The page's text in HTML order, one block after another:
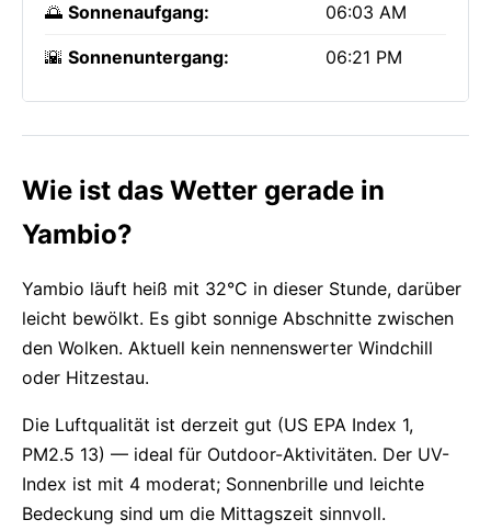
🌅 Sonnenaufgang: 06:03 AM
🌇 Sonnenuntergang: 06:21 PM
Wie ist das Wetter gerade in
Yambio?
Yambio läuft heiß mit 32°C in dieser Stunde, darüber
leicht bewölkt. Es gibt sonnige Abschnitte zwischen
den Wolken. Aktuell kein nennenswerter Windchill
oder Hitzestau.
Die Luftqualität ist derzeit gut (US EPA Index 1,
PM2.5 13) — ideal für Outdoor-Aktivitäten. Der UV-
Index ist mit 4 moderat; Sonnenbrille und leichte
Bedeckung sind um die Mittagszeit sinnvoll.